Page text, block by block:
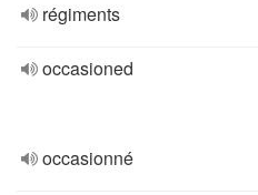
régiments
occasioned
occasionné